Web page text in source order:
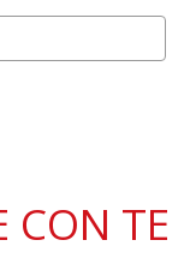
CON TE